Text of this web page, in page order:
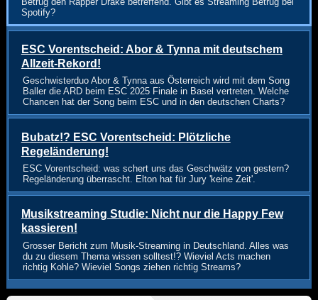
Spotify?
ESC Vorentscheid: Abor & Tynna mit deutschem
Allzeit-Rekord!
Geschwisterduo Abor & Tynna aus Österreich wird mit dem Song
Baller die ARD beim ESC 2025 Finale in Basel vertreten. Welche
Chancen hat der Song beim ESC und in den deutschen Charts?
Bubatz!? ESC Vorentscheid: Plötzliche
Regeländerung!
ESC Vorentscheid: was schert uns das Geschwätz von gestern?
Regeländerung überrascht. Elton hat für Jury 'keine Zeit'.
Musikstreaming Studie: Nicht nur die Happy Few
kassieren!
Grosser Bericht zum Musik-Streaming in Deutschland. Alles was
du zu diesem Thema wissen solltest!? Wieviel Acts machen
richtig Kohle? Wieviel Songs ziehen richtig Streams?